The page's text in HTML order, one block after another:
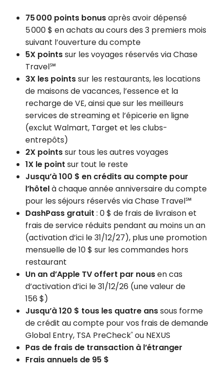
75 000 points bonusaprès avoir dépensé
5 000 $ en achats au cours des 3 premiers mois
suivant l’ouverture du compte
5X pointssur les voyages réservés via Chase
Travel℠
3X les pointssur les restaurants, les locations
de maisons de vacances, l’essence et la
recharge de VE, ainsi que sur les meilleurs
services de streaming et l’épicerie en ligne
(exclut Walmart, Target et les clubs-
entrepôts)
2X pointssur tous les autres voyages
1X le point sur tout le reste
Jusqu’à 100 $ en crédits au compte pour
l’hôtelà chaque année anniversaire du compte
pour les séjours réservés via Chase Travel℠
DashPass gratuit : 0 $ de frais de livraison et
frais de service réduits pendant au moins un an
(activation d’ici le 31/12/27), plus une promotion
mensuelle de 10 $ sur les commandes hors
restaurant
Un an d’Apple TV offert par nousen cas
d’activation d’ici le 31/12/26 (une valeur de
156 $)
Jusqu’à 120 $ tous les quatre anssous forme
de crédit au compte pour vos frais de demande
Global Entry, TSA PreCheck® ou NEXUS
Pas de frais de transaction à l’étranger
Frais annuels de 95 $